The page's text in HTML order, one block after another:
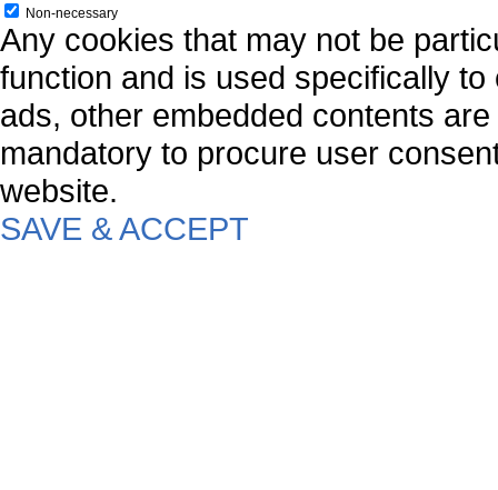
Non-necessary
Any cookies that may not be
function and is used specifically
ads, other embedded contents
mandatory to procure user
website.
SAVE & ACCEPT